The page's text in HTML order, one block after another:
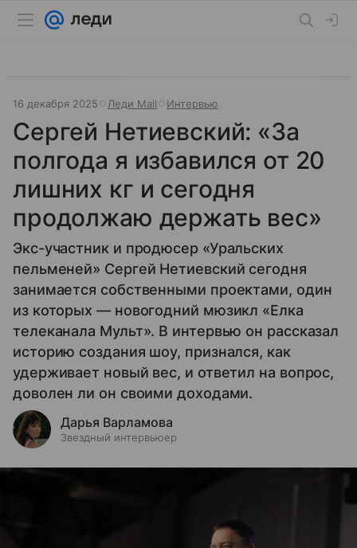
16 декабря 2025 Леди Mail Интервью
Сергей Нетиевский: «За
полгода я избавился от 20
лишних кг и сегодня
продолжаю держать вес»
Экс-участник и продюсер «Уральских
пельменей» Сергей Нетиевский сегодня
занимается собственными проектами, один
из которых — новогодний мюзикл «Елка
телеканала Мульт». В интервью он рассказал
историю создания шоу, признался, как
удерживает новый вес, и ответил на вопрос,
доволен ли он своими доходами.
Дарья Варламова
Звездный интервьюер